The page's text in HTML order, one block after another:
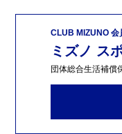
CLUB MIZUNO 会
ミズノ ス
団体総合生活補償